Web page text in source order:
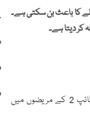
بڑھانے کا باعث بن سکتی ہے۔
دیتا ہے۔
میں شائع تحقیق کے مطابق ورزش سے دوری ذیابیطس ٹائپ 2 کے مریضوں میں